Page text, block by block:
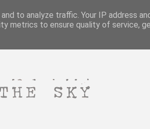
to analyze traffic. Your IP address
metrics to ensure quality of service,